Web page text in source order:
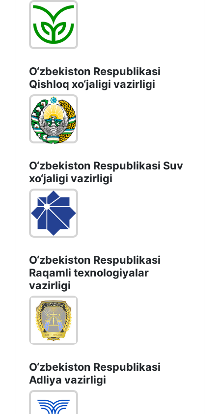
O‘zbekiston Respublikasi
Qishloq хo‘jаligi vаzirligi
O‘zbekiston Respublikasi Suv
хo‘jaligi vazirligi
O‘zbekiston Respublikasi
Raqamli texnologiyalar
vazirligi
O‘zbekiston Respublikasi
Adliya vazirligi